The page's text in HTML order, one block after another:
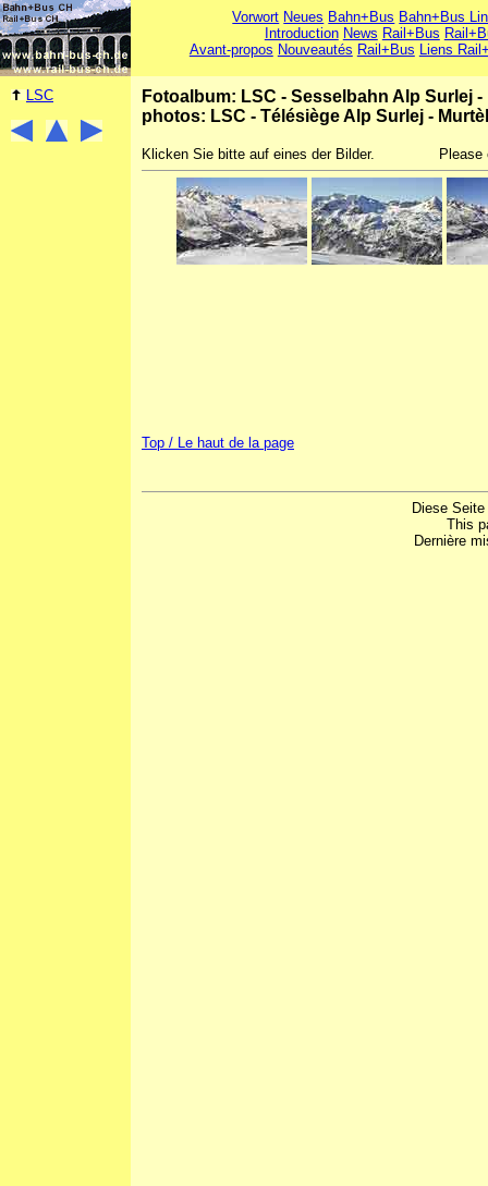
Vorwort Neues Bahn+Bus Bahn+Bus
Introduction News Rail+Bus
Avant-propos Nouveautés Rail+Bus Liens
LSC
Fotoalbum: LSC - Sesselbahn Alp Surlej -
photos: LSC - Télésiège Alp Surlej - Murtèl
Klicken Sie bitte auf eines der Bilder.
Top / Le haut de la page
Diese
This
Dernière